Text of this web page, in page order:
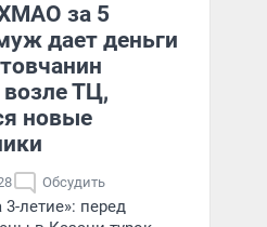
за 5
дает деньги
ТЦ,
новые
Обсудить
3-летие»: перед